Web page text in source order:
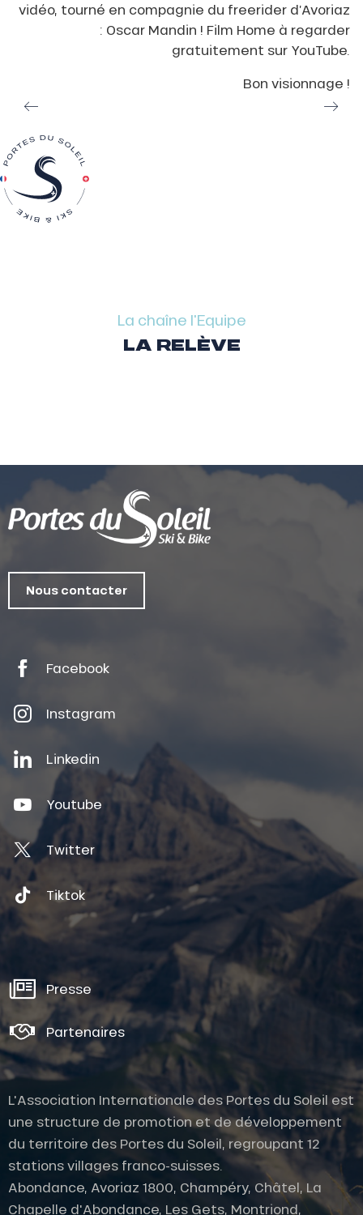
vidéo, tourné en compagnie du freerider d’Avoriaz
: Oscar Mandin ! Film Home à regarder
gratuitement sur YouTube.
Bon visionnage !
La chaîne l'Equipe
LA RELÈVE
Nous contacter
Facebook
Instagram
Linkedin
Youtube
Twitter
Tiktok
Presse
Partenaires
L'Association Internationale des Portes du Soleil est
une structure de promotion et de développement
du territoire des Portes du Soleil, regroupant 12
stations villages franco-suisses.
Abondance, Avoriaz 1800, Champéry, Châtel, La
Chapelle d'Abondance, Les Gets, Montriond,